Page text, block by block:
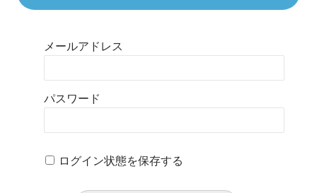
メールアドレス
パスワード
ログイン状態を保存する